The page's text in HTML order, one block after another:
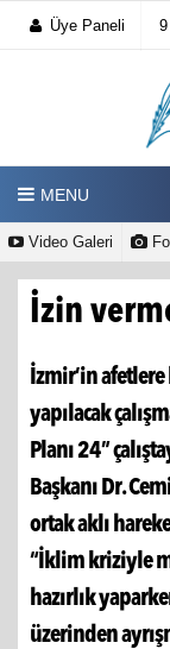
Üye Paneli
MENU
Video Galeri
İzin
İzmir’in
yapılacak
Planı 24”
Başkanı Dr.
ortak aklı
“İklim kriziyle
hazırlık
üzerinden